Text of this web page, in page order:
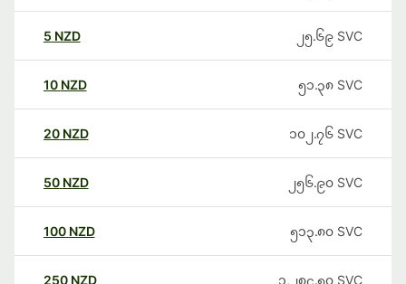
5 NZD ၂၅.၆၉ SVC
10 NZD ၅၁.၃၈ SVC
20 NZD ၁၀၂.၇၆ SVC
50 NZD ၂၅၆.၉၀ SVC
100 NZD ၅၁၃.၈၀ SVC
250 NZD ၁,၂၈၄.၅၀ SVC